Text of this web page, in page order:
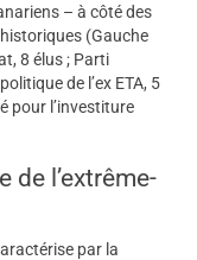
– à côté des
(Gauche
8 élus ; Parti
de l’ex ETA, 5
pour l’investiture
de l’extrême-
par la